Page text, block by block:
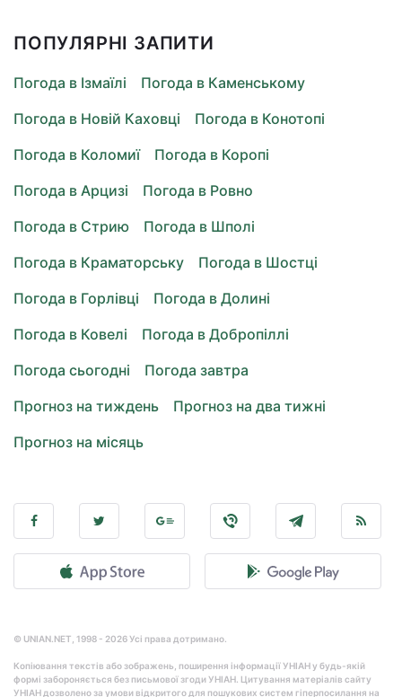
ПОПУЛЯРНІ ЗАПИТИ
Погода в Ізмаїлі
Погода в Каменському
Погода в Новій Каховці
Погода в Конотопі
Погода в Коломиї
Погода в Коропі
Погода в Арцизі
Погода в Ровно
Погода в Стрию
Погода в Шполі
Погода в Краматорську
Погода в Шостці
Погода в Горлівці
Погода в Долині
Погода в Ковелі
Погода в Добропіллі
Погода сьогодні
Погода завтра
Прогноз на тиждень
Прогноз на два тижні
Прогноз на місяць
© UNIAN.NET, 1998 - 2026 Усі права дотримано.
Копіювання текстів або зображень, поширення інформації УНІАН у будь-якій
формі забороняється без письмової згоди УНІАН. Цитування матеріалів сайту
УНІАН дозволено за умови відкритого для пошукових систем гіперпосилання на